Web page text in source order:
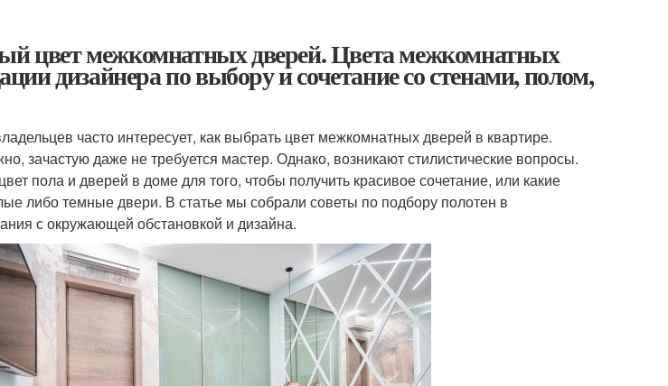
цвет межкомнатных дверей. Цвета межкомнатных
дизайнера по выбору и сочетание со стенами, полом,
часто интересует, как выбрать цвет межкомнатных дверей в квартире.
зачастую даже не требуется мастер. Однако, возникают стилистические вопросы.
пола и дверей в доме для того, чтобы получить красивое сочетание, или какие
либо темные двери. В статье мы собрали советы по подбору полотен в
с окружающей обстановкой и дизайна.